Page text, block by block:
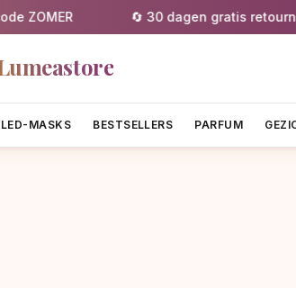
🔄 30 dagen gratis retourneren
LED-MASKS BESTSELLERS PARFUM